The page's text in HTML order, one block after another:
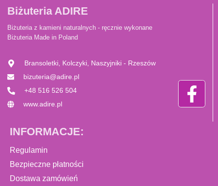
Biżuteria ADIRE
Biżuteria z kamieni naturalnych - ręcznie wykonane
Biżuteria Made in Poland
Bransoletki, Kolczyki, Naszyjniki - Rzeszów
bizuteria@adire.pl
+48 516 526 504
www.adire.pl
INFORMACJE:
Regulamin
Bezpieczne płatności
Dostawa zamówień